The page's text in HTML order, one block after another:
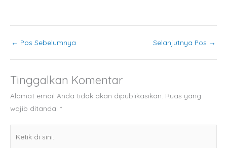
← Pos Sebelumnya Selanjutnya Pos →
Tinggalkan Komentar
Alamat email Anda tidak akan dipublikasikan. Ruas yang
wajib ditandai *